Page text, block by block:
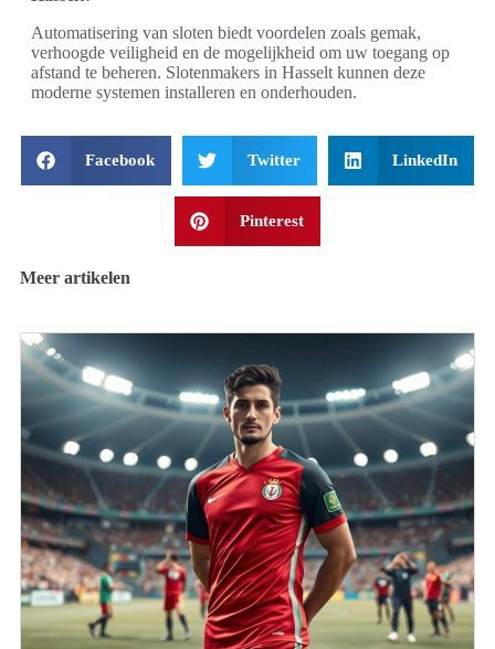
Automatisering van sloten biedt voordelen zoals gemak,
verhoogde veiligheid en de mogelijkheid om uw toegang op
afstand te beheren. Slotenmakers in Hasselt kunnen deze
moderne systemen installeren en onderhouden.
Facebook Twitter LinkedIn
Pinterest
Meer artikelen